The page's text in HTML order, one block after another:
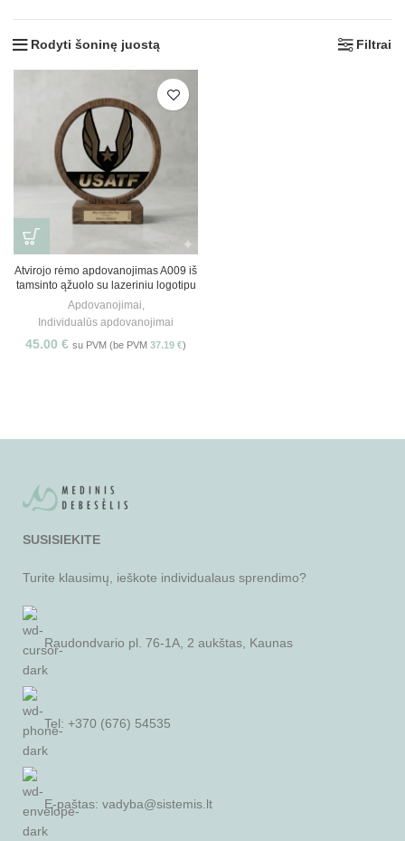
Rodyti šoninę juostą Filtrai
Atvirojo rėmo apdovanojimas A009 iš
tamsinto ąžuolo su lazeriniu logotipu
Apdovanojimai,
Individualūs apdovanojimai
45.00 € su PVM (be PVM 37.19 €)
SUSISIEKITE
Turite klausimų, ieškote individualaus sprendimo?
Raudondvario pl. 76-1A, 2 aukštas, Kaunas
Tel: +370 (676) 54535
E-paštas: vadyba@sistemis.lt